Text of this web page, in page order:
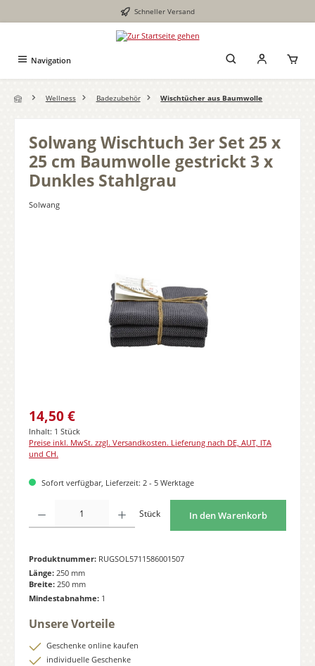
Schneller Versand
Navigation
Wellness Badezubehör Wischtücher aus Baumwolle
Solwang Wischtuch 3er Set 25 x
25 cm Baumwolle gestrickt 3 x
Dunkles Stahlgrau
Solwang
Regulärer Preis:
14,50 €
Inhalt: 1 Stück
Preise inkl. MwSt. zzgl. Versandkosten. Lieferung nach DE, AUT, ITA
und CH.
Sofort verfügbar, Lieferzeit: 2 - 5 Werktage
Stück In den Warenkorb
Produktnummer: RUGSOL5711586001507
Länge: 250 mm
Breite: 250 mm
Mindestabnahme: 1
Unsere Vorteile
Geschenke online kaufen
individuelle Geschenke